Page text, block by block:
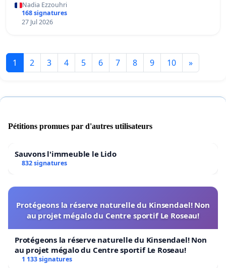
Nadia Ezzouhri
168 signatures
27 Jul 2026
1 2 3 4 5 6 7 8 9 10 »
Pétitions promues par d'autres utilisateurs
Sauvons l'immeuble le Lido
832 signatures
Protégeons la réserve naturelle du Kinsendael! Non
au projet mégalo du Centre sportif Le Roseau!
Protégeons la réserve naturelle du Kinsendael! Non
au projet mégalo du Centre sportif Le Roseau!
1 133 signatures